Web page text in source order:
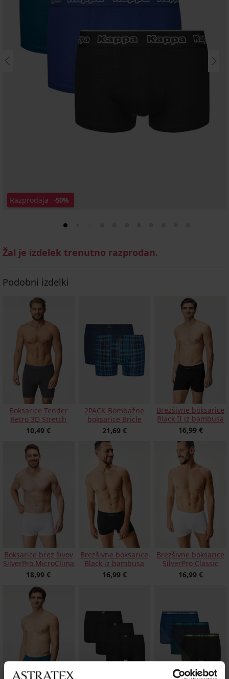
Razprodaja -50%
Žal je izdelek trenutno razprodan.
Podobni izdelki
Boksarice Tender
Retro 3D Stretch
10,49 €
2PACK Bombažne
boksarice Bricle
21,69 €
Brezšivne boksarice
Black II iz bambusa
16,99 €
Boksarice brez šivov
SilverPro MicroClima
18,99 €
Brezšivne boksarice
Black iz bambusa
16,99 €
Brezšivne boksarice
SilverPro Classic
16,99 €